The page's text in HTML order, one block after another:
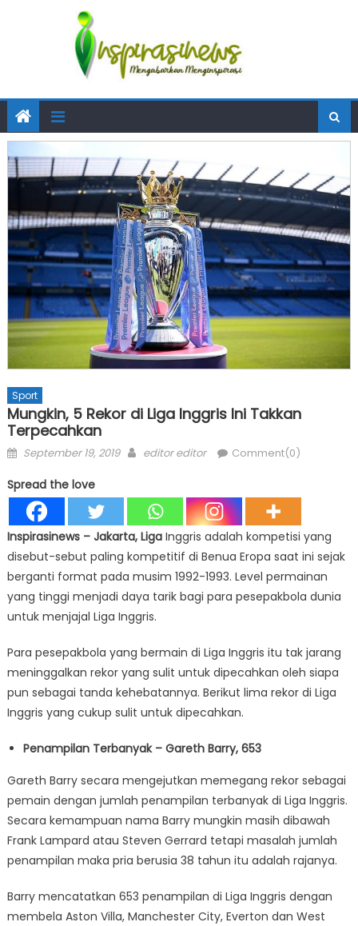
Sport
Mungkin, 5 Rekor di Liga Inggris Ini Takkan
Terpecahkan
Posted
September 19, 2019 Author
editor editor Comment(0)
Spread the love
Inspirasinews – Jakarta, Liga Inggris adalah kompetisi yang
disebut-sebut paling kompetitif di Benua Eropa saat ini sejak
berganti format pada musim 1992-1993. Level permainan
yang tinggi menjadi daya tarik bagi para pesepakbola dunia
untuk menjajal Liga Inggris.
Para pesepakbola yang bermain di Liga Inggris itu tak jarang
meninggalkan rekor yang sulit untuk dipecahkan oleh siapa
pun sebagai tanda kehebatannya. Berikut lima rekor di Liga
Inggris yang cukup sulit untuk dipecahkan.
Penampilan Terbanyak – Gareth Barry, 653
Gareth Barry secara mengejutkan memegang rekor sebagai
pemain dengan jumlah penampilan terbanyak di Liga Inggris.
Secara kemampuan nama Barry mungkin masih dibawah
Frank Lampard atau Steven Gerrard tetapi masalah jumlah
penampilan maka pria berusia 38 tahun itu adalah rajanya.
Barry mencatatkan 653 penampilan di Liga Inggris dengan
membela Aston Villa, Manchester City, Everton dan West